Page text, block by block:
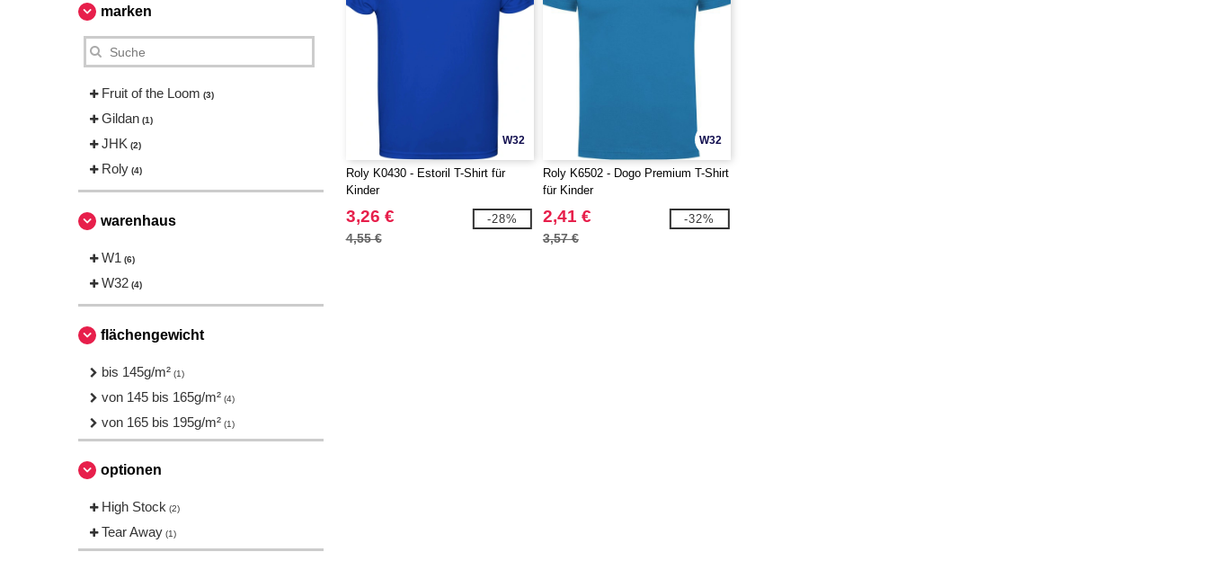
marken
Fruit of the Loom (3)
Gildan (1)
JHK (2)
Roly (4)
warenhaus
W1 (6)
W32 (4)
flächengewicht
bis 145g/m² (1)
von 145 bis 165g/m² (4)
von 165 bis 195g/m² (1)
optionen
High Stock (2)
Tear Away (1)
W32
Roly K0430 - Estoril T-Shirt für
Kinder
3,26 €
4,55 €
-28%
W32
Roly K6502 - Dogo Premium T-Shirt
für Kinder
2,41 €
3,57 €
-32%